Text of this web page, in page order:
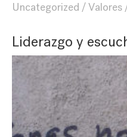
Uncategorized
Valores
Liderazgo y